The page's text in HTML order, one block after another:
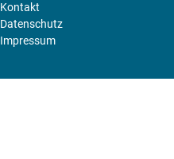
Kontakt
Datenschutz
Impressum